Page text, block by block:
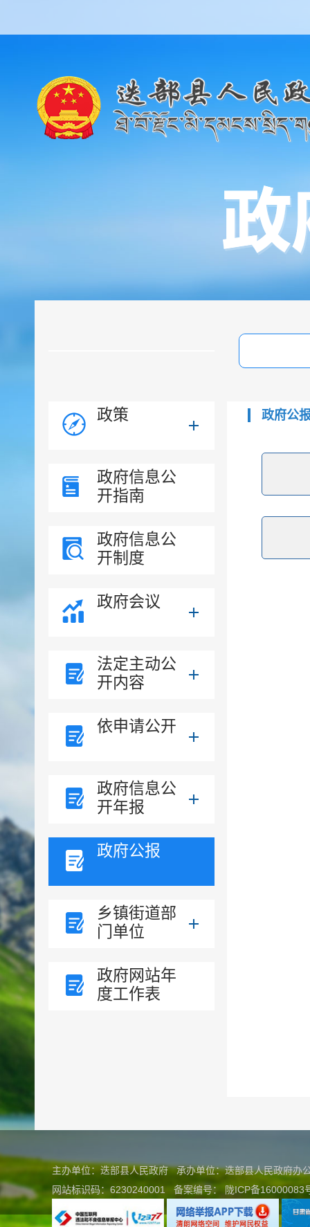
政策
政府信息公
开指南
政府信息公
开制度
政府会议
法定主动公
开内容
依申请公开
政府信息公
开年报
政府公报
乡镇街道部
门单位
政府网站年
度工作表
政府公
主办单位：迭部县人民政府 承办单位：迭部县人民政府
网站标识码：6230240001
备案编号： 陇ICP备16000083